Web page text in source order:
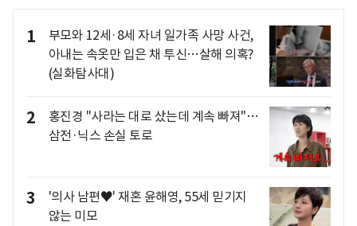
1
부모와 12세·8세 자녀 일가족 사망 사건,
아내는 속옷만 입은 채 투신…살해 의혹?
(실화탐사대)
2
홍진경 "사라는 대로 샀는데 계속 빠져"…
삼전·닉스 손실 토로
3
'의사 남편♥' 재혼 윤해영, 55세 믿기지
않는 미모